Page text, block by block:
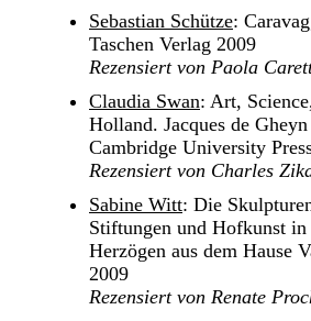
Sebastian Schütze:
Taschen Verlag 2009
Rezensiert von Paola
Claudia Swan: Art,
Holland. Jacques de
Cambridge University
Rezensiert von Charles
Sabine Witt: Die
Stiftungen und Hofkunst
Herzögen aus dem Hause
2009
Rezensiert von Renate